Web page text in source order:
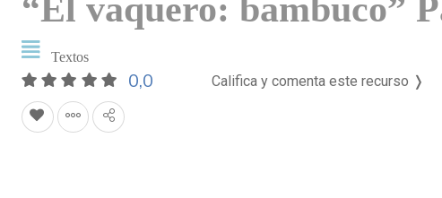
“El vaquero: bambuco”
Textos
0,0 Califica y comenta este recurso ❭